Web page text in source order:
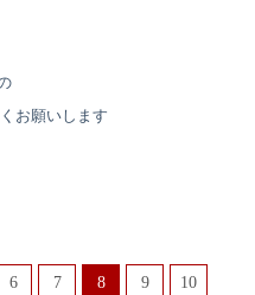
お願いします
6 7 8 9 10